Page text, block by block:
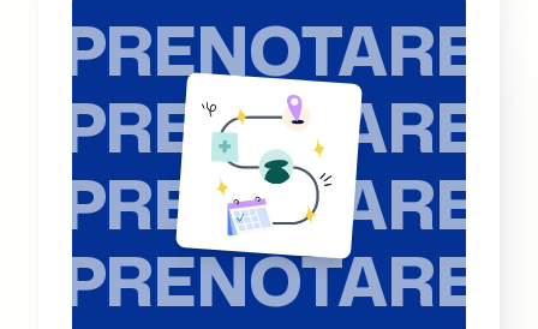
PRENOTARE
PRENOTARE
PRENOTARE
PRENOTARE